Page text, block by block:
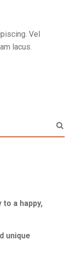
Vel
lacus.
a happy,
unique